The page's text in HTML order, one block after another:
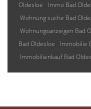
Oldesloe
Immo Bad
Wohnung suche Bad
Wohnungsanzeigen Bad
Bad Oldesloe
Immobilie
Immobilienkauf Bad